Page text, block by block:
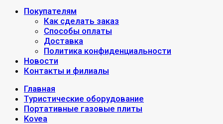
Покупателям
Как сделать заказ
Способы оплаты
Доставка
Политика конфиденциальности
Новости
Контакты и филиалы
Главная
Туристические оборудование
Портативные газовые плиты
Kovea